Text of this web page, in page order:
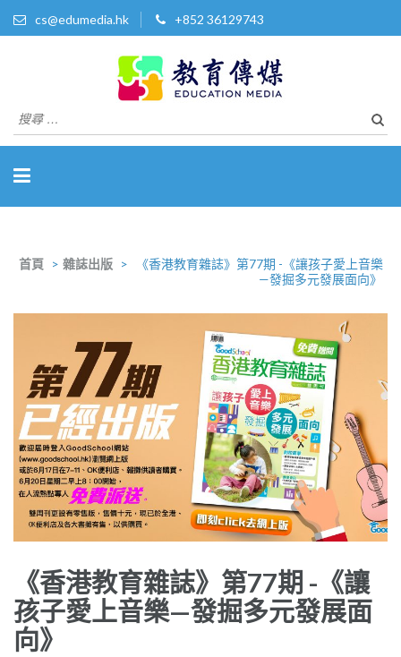
cs@edumedia.hk +852 36129743
教育傳媒集團有限公司
搜
尋
首頁 > 雜誌出版 >
《香港教育雜誌》第77期 -《讓孩子愛上音樂
—發掘多元發展面向》
《香港教育雜誌》第77期 -《讓
孩子愛上音樂—發掘多元發展面
向》